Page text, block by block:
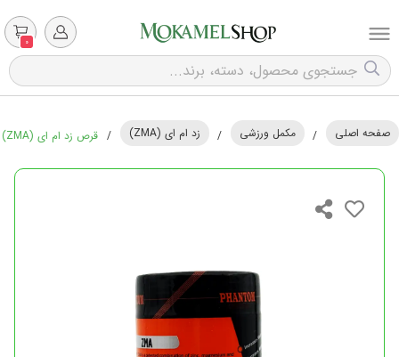
0
صفحه اصلی / مکمل ورزشی / زد ام ای (ZMA) / قرص زد ام ای (ZMA) فانتوم نوتریشن - 60 عددی